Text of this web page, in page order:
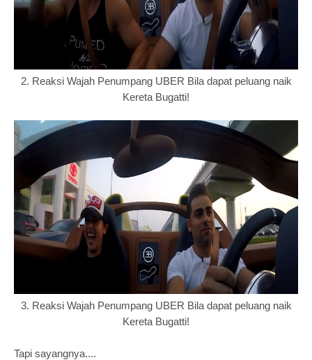
2. Reaksi Wajah Penumpang UBER Bila dapat peluang naik
Kereta Bugatti!
3. Reaksi Wajah Penumpang UBER Bila dapat peluang naik
Kereta Bugatti!
Tapi sayangnya....